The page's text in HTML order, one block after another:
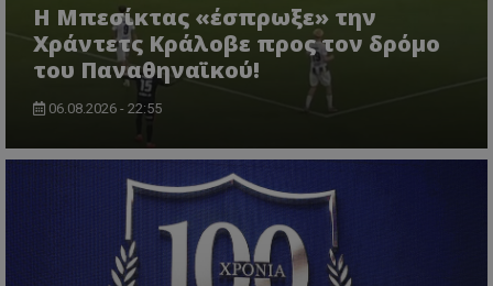
Η Μπεσίκτας «έσπρωξε» την
Χράντετς Κράλοβε προς τον δρόμο
του Παναθηναϊκού!
06.08.2026 - 22:55